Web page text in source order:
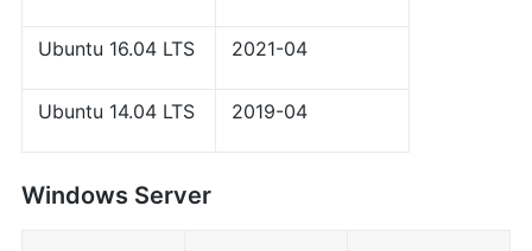
Ubuntu 16.04 LTS 2021-04
Ubuntu 14.04 LTS 2019-04
Windows Server